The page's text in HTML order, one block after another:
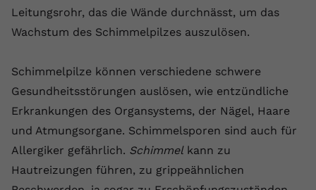
Leitungsrohr, das die Wände durchnässt, um das
Wachstum des Schimmelpilzes auszulösen.
Schimmelpilze können verschiedene schwere
Gesundheitsstörungen auslösen, wie entzündliche
Erkrankungen des Organsystems, der Nägel, Haare
und Atmungsorgane. Schimmelsporen sind auch für
Allergiker gefährlich. Schimmelkann zu
Hautreizungen führen, zu grippeähnlichen
Name yt-remote-device-id
Laufzeit Session
YouTube setzt diesen Cookie, um die
Videopräferenzen des Benutzers zu
speichern, der eingebettete YouTube-
Videos verwendet.